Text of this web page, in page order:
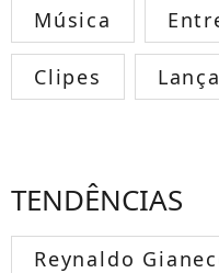
Música
Clipes
TENDÊNCIAS
Reynaldo